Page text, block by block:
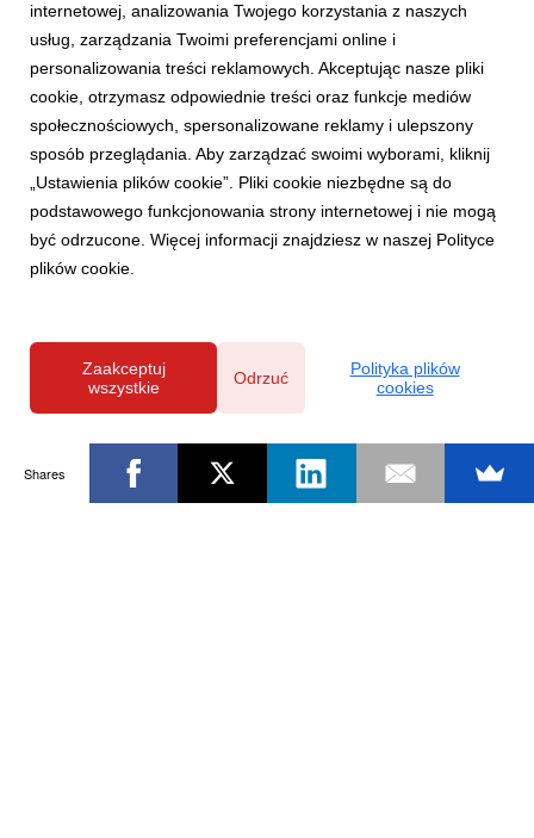
Powered by
internetowej, analizowania Twojego korzystania z naszych
usług, zarządzania Twoimi preferencjami online i
personalizowania treści reklamowych. Akceptując nasze pliki
cookie, otrzymasz odpowiednie treści oraz funkcje mediów
społecznościowych, spersonalizowane reklamy i ulepszony
sposób przeglądania. Aby zarządzać swoimi wyborami, kliknij
„Ustawienia plików cookie”. Pliki cookie niezbędne są do
podstawowego funkcjonowania strony internetowej i nie mogą
być odrzucone. Więcej informacji znajdziesz w naszej Polityce
plików cookie.
Zaakceptuj
wszystkie
Odrzuć
Polityka plików
cookies
Shares